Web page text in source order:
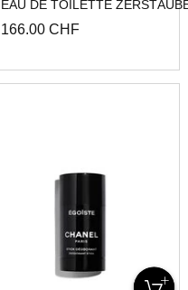
EAU DE TOILETTE
166.00 CHF